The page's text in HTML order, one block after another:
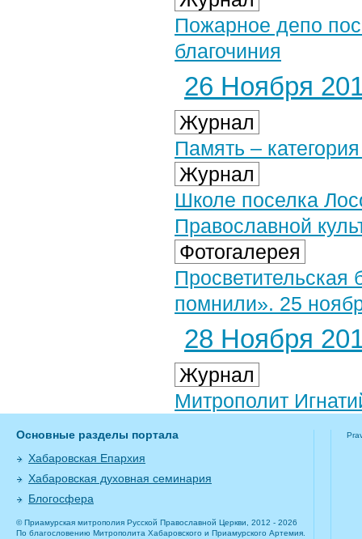
Пожарное депо
благочиния
26 Ноября
Журнал
Память –
Журнал
Школе поселка
Православной
Фотогалерея
Просветительская
помнили». 25
28 Ноября
Журнал
Митрополит
Основные разделы портала
Хабаровская Епархия
Хабаровская духовная семинария
Блогосфера
© Приамурская митрополия Русской Православной Церкви, 2012 - 2026
По благословению Митрополита Хабаровского и Приамурского Артемия.